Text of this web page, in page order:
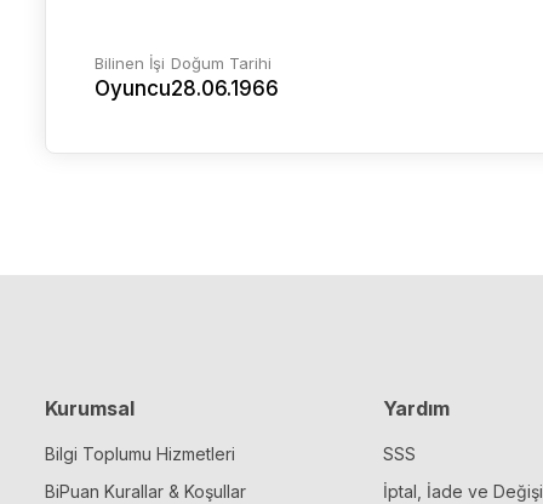
Bilinen İşi
Oyuncu
Doğum Tarihi
28.06.1966
Kurumsal
Bilgi Toplumu Hizmetleri
BiPuan Kurallar & Koşullar
Yardım
SSS
İptal, İade ve